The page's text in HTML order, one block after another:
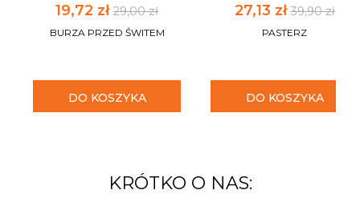
19,72 zł 29,00 zł
BURZA PRZED ŚWITEM
DO KOSZYKA
27,13 zł39,90 zł
PASTERZ
DO KOSZYKA
KRÓTKO O NAS: